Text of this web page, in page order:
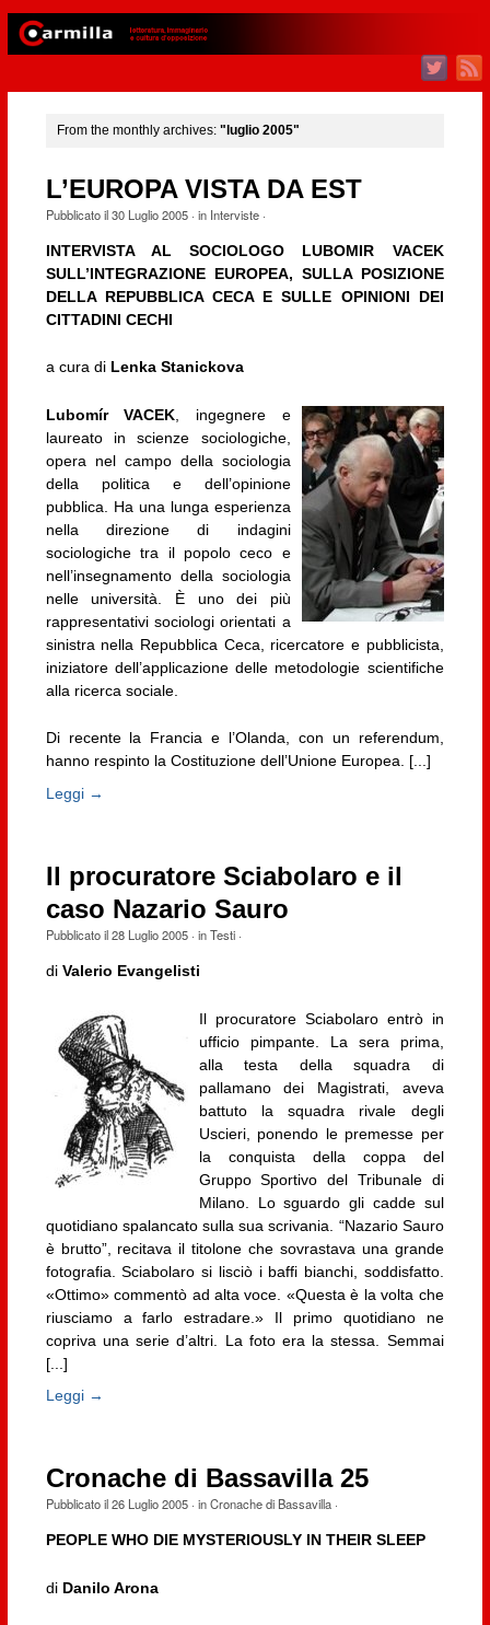
From the monthly archives: "luglio 2005"
L’EUROPA VISTA DA EST
Pubblicato il30 Luglio 2005· in Interviste·
INTERVISTA AL SOCIOLOGO LUBOMIR VACEK
SULL’INTEGRAZIONE EUROPEA, SULLA POSIZIONE
DELLA REPUBBLICA CECA E SULLE OPINIONI DEI
CITTADINI CECHI
a cura di Lenka Stanickova
Lubomír VACEK , ingegnere e
laureato in scienze sociologiche,
opera nel campo della sociologia
della politica e dell’opinione
pubblica. Ha una lunga esperienza
nella direzione di indagini
sociologiche tra il popolo ceco e
nell’insegnamento della sociologia
nelle università. È uno dei più
rappresentativi sociologi orientati a
sinistra nella Repubblica Ceca, ricercatore e pubblicista,
iniziatore dell’applicazione delle metodologie scientifiche
alla ricerca sociale.
Di recente la Francia e l’Olanda, con un referendum,
hanno respinto la Costituzione dell’Unione Europea. [...]
Leggi →
Il procuratore Sciabolaro e il
caso Nazario Sauro
Pubblicato il28 Luglio 2005· inTesti·
di Valerio Evangelisti
Il procuratore Sciabolaro entrò in
ufficio pimpante. La sera prima,
alla testa della squadra di
pallamano dei Magistrati, aveva
battuto la squadra rivale degli
Uscieri, ponendo le premesse per
la conquista della coppa del
Gruppo Sportivo del Tribunale di
Milano. Lo sguardo gli cadde sul
quotidiano spalancato sulla sua scrivania. “Nazario Sauro
è brutto”, recitava il titolone che sovrastava una grande
fotografia. Sciabolaro si lisciò i baffi bianchi, soddisfatto.
«Ottimo» commentò ad alta voce. «Questa è la volta che
riusciamo a farlo estradare.» Il primo quotidiano ne
copriva una serie d’altri. La foto era la stessa. Semmai
[...]
Leggi →
Cronache di Bassavilla 25
Pubblicato il26 Luglio 2005· inCronache di Bassavilla·
PEOPLE WHO DIE MYSTERIOUSLY IN THEIR SLEEP
di Danilo Arona